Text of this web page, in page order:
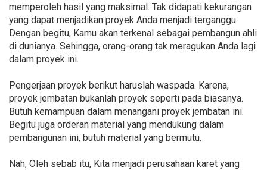
memperoleh hasil yang maksimal. Tak didapati kekurangan
yang dapat menjadikan proyek Anda menjadi terganggu.
Dengan begitu, Kamu akan terkenal sebagai pembangun ahli
di dunianya. Sehingga, orang-orang tak meragukan Anda lagi
dalam proyek ini.
Pengerjaan proyek berikut haruslah waspada. Karena,
proyek jembatan bukanlah proyek seperti pada biasanya.
Butuh kemampuan dalam menangani proyek jembatan ini.
Begitu juga orderan material yang mendukung dalam
pembangunan ini, butuh material yang bermutu.
Nah, Oleh sebab itu, Kita menjadi perusahaan karet yang